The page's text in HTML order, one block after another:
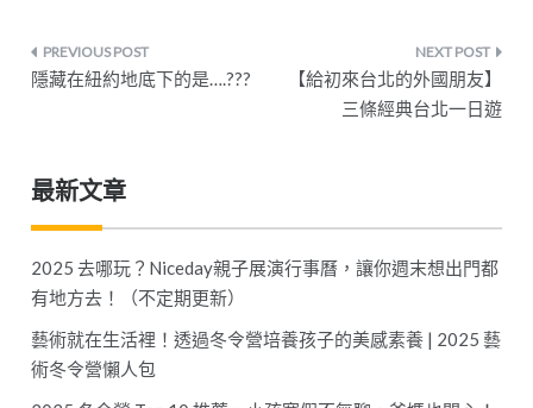
文
覽
隱藏在紐約地底下的是….???
【給初來台北的外國朋友】
三條經典台北一日遊
最新文章
2025 去哪玩？Niceday親子展演行事曆，讓你週末想出門都
有地方去！（不定期更新）
藝術就在生活裡！透過冬令營培養孩子的美感素養 | 2025 藝
術冬令營懶人包